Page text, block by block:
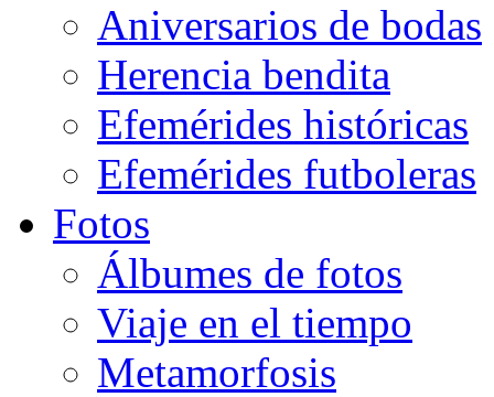
Aniversarios de bodas
Herencia bendita
Efemérides históricas
Efemérides futboleras
Fotos
Álbumes de fotos
Viaje en el tiempo
Metamorfosis